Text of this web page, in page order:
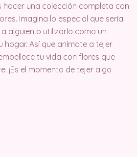
hacer una colección completa con
Imagina lo especial que sería
alguien o utilizarlo como un
hogar. Así que anímate a tejer
tu vida con flores que
¡Es el momento de tejer algo